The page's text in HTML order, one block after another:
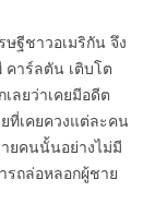
ฐีชาวอเมริกัน จึง
คาร์ลตัน เติบโต
ลยว่าเคยมีอดีต
ที่เคยควงแต่ละคน
ยคนนั้นอย่างไม่มี
รถล่อหลอกผู้ชาย